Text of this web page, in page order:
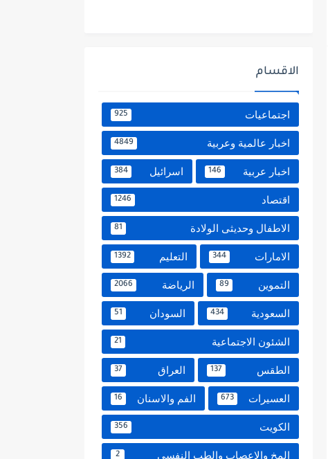
الاقسام
اجتماعيات 925
اخبار عالمية وعربية 4849
اخبار عربية 146 اسرائيل 384
اقتصاد 1246
الاطفال وحديثى الولادة 81
الامارات 344 التعليم 1392
التموين 89 الرياضة 2066
السعودية 434 السودان 51
الشئون الاجتماعية 21
الطقس 137 العراق 37
العسيرات 673 الفم والاسنان 16
الكويت 356
المخ والاعصاب والطب النفسي 2